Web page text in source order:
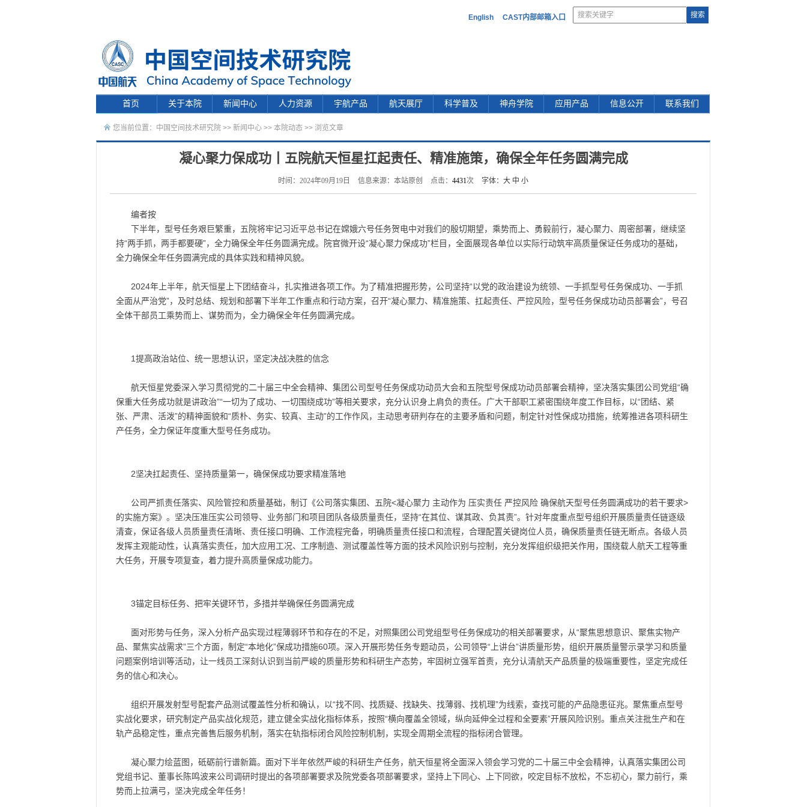
English CAST内部邮箱入口
首页 关于本院 新闻中心 人力资源 宇航产品 航天展厅 科学普及 神舟学院 应用产品 信息公开 联系我们
您当前位置： 中国空间技术研究院 >> 新闻中心 >> 本院动态 >> 浏览文章
凝心聚力保成功丨五院航天恒星扛起责任、精准施策，确保全年任务圆满完成
时间：2024年09月19日 信息来源：本站原创 点击： 4431次 字体： 大 中 小
编者按
下半年，型号任务艰巨繁重，五院将牢记习近平总书记在嫦娥六号任务贺电中对我们的殷切期望，乘势而上、勇毅前行，凝心聚力、周密部署，继续坚
持“两手抓，两手都要硬”，全力确保全年任务圆满完成。院官微开设“凝心聚力保成功”栏目，全面展现各单位以实际行动筑牢高质量保证任务成功的基础，
全力确保全年任务圆满完成的具体实践和精神风貌。
2024年上半年，航天恒星上下团结奋斗，扎实推进各项工作。为了精准把握形势，公司坚持“以党的政治建设为统领、一手抓型号任务保成功、一手抓
全面从严治党”，及时总结、规划和部署下半年工作重点和行动方案，召开“凝心聚力、精准施策、扛起责任、严控风险，型号任务保成功动员部署会”，号召
全体干部员工乘势而上、谋势而为，全力确保全年任务圆满完成。
1提高政治站位、统一思想认识，坚定决战决胜的信念
航天恒星党委深入学习贯彻党的二十届三中全会精神、集团公司型号任务保成功动员大会和五院型号保成功动员部署会精神，坚决落实集团公司党组“确
保重大任务成功就是讲政治”“一切为了成功、一切围绕成功”等相关要求，充分认识身上肩负的责任。广大干部职工紧密围绕年度工作目标，以“团结、紧
张、严肃、活泼”的精神面貌和“质朴、务实、较真、主动”的工作作风，主动思考研判存在的主要矛盾和问题，制定针对性保成功措施，统筹推进各项科研生
产任务，全力保证年度重大型号任务成功。
2坚决扛起责任、坚持质量第一，确保保成功要求精准落地
公司严抓责任落实、风险管控和质量基础，制订《公司落实集团、五院<凝心聚力 主动作为 压实责任 严控风险 确保航天型号任务圆满成功的若干要求>
的实施方案》。坚决压准压实公司领导、业务部门和项目团队各级质量责任，坚持“在其位、谋其政、负其责”。针对年度重点型号组织开展质量责任链逐级
清查，保证各级人员质量责任清晰、责任接口明确、工作流程完备，明确质量责任接口和流程，合理配置关键岗位人员，确保质量责任链无断点。各级人员
发挥主观能动性，认真落实责任，加大应用工况、工序制造、测试覆盖性等方面的技术风险识别与控制，充分发挥组织级把关作用，围绕载人航天工程等重
大任务，开展专项复查，着力提升高质量保成功能力。
3锚定目标任务、把牢关键环节，多措并举确保任务圆满完成
面对形势与任务，深入分析产品实现过程薄弱环节和存在的不足，对照集团公司党组型号任务保成功的相关部署要求，从“聚焦思想意识、聚焦实物产
品、聚焦实战需求”三个方面，制定“本地化”保成功措施60项。深入开展形势任务专题动员，公司领导“上讲台”讲质量形势，组织开展质量警示录学习和质量
问题案例培训等活动，让一线员工深刻认识到当前严峻的质量形势和科研生产态势，牢固树立强军首责，充分认清航天产品质量的极端重要性，坚定完成任
务的信心和决心。
组织开展发射型号配套产品测试覆盖性分析和确认，以“找不同、找质疑、找缺失、找薄弱、找机理”为线索，查找可能的产品隐患征兆。聚焦重点型号
实战化要求，研究制定产品实战化规范，建立健全实战化指标体系，按照“横向覆盖全领域，纵向延伸全过程和全要素”开展风险识别。重点关注批生产和在
轨产品稳定性，重点完善售后服务机制，落实在轨指标闭合风险控制机制，实现全周期全流程的指标闭合管理。
凝心聚力绘蓝图，砥砺前行谱新篇。面对下半年依然严峻的科研生产任务，航天恒星将全面深入领会学习党的二十届三中全会精神，认真落实集团公司
党组书记、董事长陈鸣波来公司调研时提出的各项部署要求及院党委各项部署要求，坚持上下同心、上下同欲，咬定目标不放松，不忘初心，聚力前行，乘
势而上拉满弓，坚决完成全年任务！